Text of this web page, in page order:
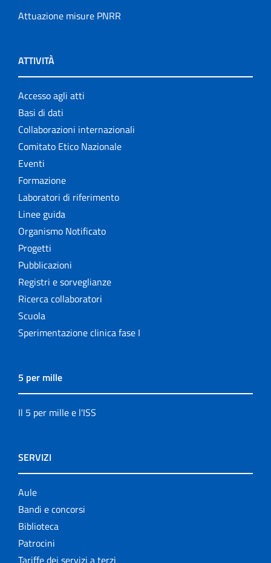
Attuazione misure PNRR
ATTIVITÀ
Accesso agli atti
Basi di dati
Collaborazioni internazionali
Comitato Etico Nazionale
Eventi
Formazione
Laboratori di riferimento
Linee guida
Organismo Notificato
Progetti
Pubblicazioni
Registri e sorveglianze
Ricerca collaboratori
Scuola
Sperimentazione clinica fase I
5 per mille
Il 5 per mille e l'ISS
SERVIZI
Aule
Bandi e concorsi
Biblioteca
Patrocini
Tariffe dei servizi a terzi